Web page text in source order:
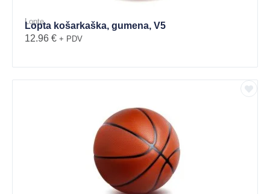
Lopte
Lopta košarkaška, gumena, V5
12.96 € + PDV